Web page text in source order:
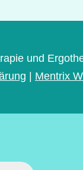
und
| Mentrix